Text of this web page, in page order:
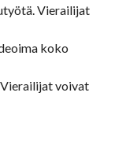
Vierailijat
koko
voivat